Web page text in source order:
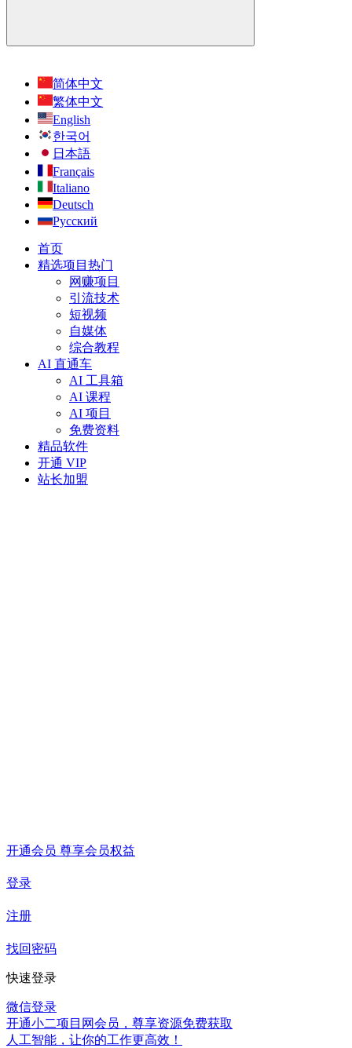
简体中文
繁体中文
English
한국어
日本語
Français
Italiano
Deutsch
Русский
首页
精选项目 热门
网赚项目
引流技术
短视频
自媒体
综合教程
AI 直通车
AI 工具箱
AI 课程
AI 项目
免费资料
精品软件
开通 VIP
站长加盟
开通会员 尊享会员权益
登录
注册
找回密码
快速登录
微信登录
开通小二项目网会员，尊享资源免费获取
人工智能，让你的工作更高效！